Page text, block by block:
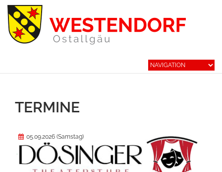
TERMINE
05.09.2026 (Samstag)